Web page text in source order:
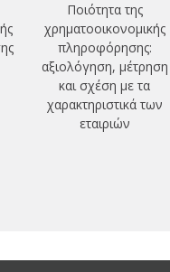
Ποιότητα της
χρηματοοικονομικής
πληροφόρησης:
αξιολόγηση, μέτρηση
και σχέση με τα
χαρακτηριστικά των
εταιριών